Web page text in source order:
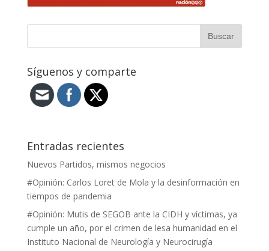
Síguenos y comparte
Entradas recientes
Nuevos Partidos, mismos negocios
#Opinión: Carlos Loret de Mola y la desinformación en
tiempos de pandemia
#Opinión: Mutis de SEGOB ante la CIDH y víctimas, ya
cumple un año, por el crimen de lesa humanidad en el
Instituto Nacional de Neurología y Neurocirugía